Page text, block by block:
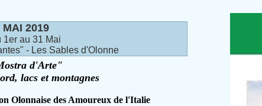
MAI 2019
1er au 31 Mai
- Les Sables d'Olonne
d'Arte"
lacs et montagnes
Olonnaise des Amoureux de l'Italie